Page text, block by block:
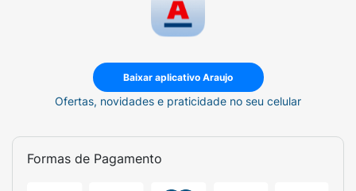
Baixar aplicativo Araujo
Ofertas, novidades e praticidade no seu celular
Formas de Pagamento